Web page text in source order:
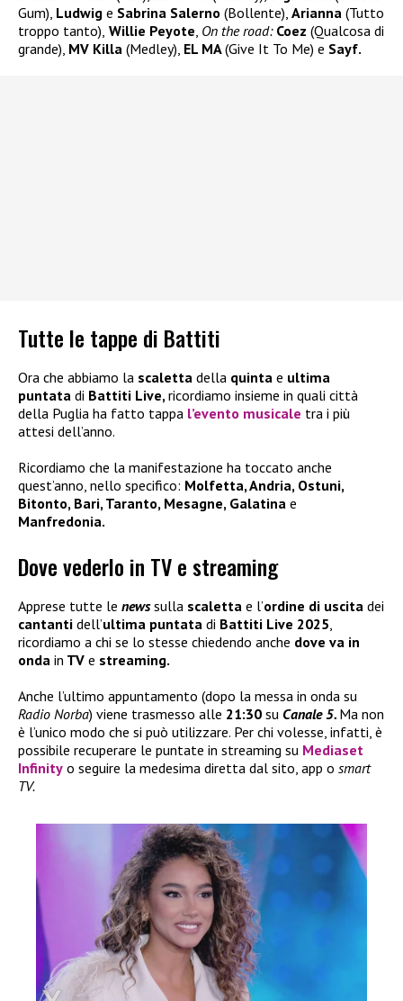
Gum), Ludwig e Sabrina Salerno (Bollente), Arianna (Tutto
troppo tanto), Willie Peyote, On the road: Coez (Qualcosa di
grande), MV Killa (Medley), EL MA(Give It To Me) e Sayf.
Tutte le tappe di Battiti
Ora che abbiamo la scaletta della quinta e ultima
puntata di Battiti Live, ricordiamo insieme in quali città
della Puglia ha fatto tappa l’evento musicale tra i più
attesi dell’anno.
Ricordiamo che la manifestazione ha toccato anche
quest’anno, nello specifico: Molfetta, Andria, Ostuni,
Bitonto, Bari, Taranto, Mesagne, Galatina e
Manfredonia.
Dove vederlo in TV e streaming
Apprese tutte le newssulla scaletta e l’ordine di uscita dei
cantanti dell’ultima puntata di Battiti Live 2025,
ricordiamo a chi se lo stesse chiedendo anche dove va in
onda in TV e streaming.
Anche l’ultimo appuntamento (dopo la messa in onda su
Radio Norba) viene trasmesso alle 21:30 su Canale 5. Ma non
è l’unico modo che si può utilizzare. Per chi volesse, infatti, è
possibile recuperare le puntate in streaming su Mediaset
Infinity o seguire la medesima diretta dal sito, app o smart
TV.